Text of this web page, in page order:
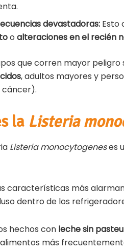
devastadoras: Esto
oalteraciones en el recién
que corren mayor peligro
, adultos mayores y
cáncer).
la Listeria
Listeria monocytogeneses
características más
dentro de los
hechos con leche sin
más